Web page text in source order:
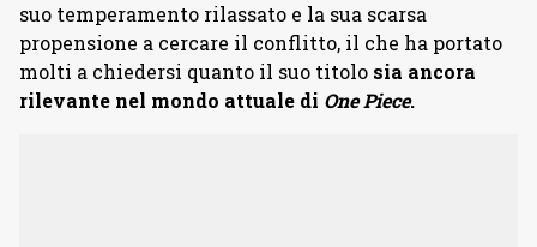
suo temperamento rilassato e la sua scarsa
propensione a cercare il conflitto, il che ha portato
molti a chiedersi quanto il suo titolo sia ancora
rilevante nel mondo attuale di One Piece.